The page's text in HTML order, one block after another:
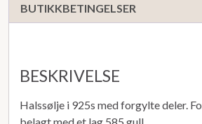
BUTIKKBETINGELSER
BESKRIVELSE
Halssølje i 925s med forgylte deler.